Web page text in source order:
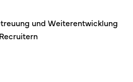
und Weiterentwicklung